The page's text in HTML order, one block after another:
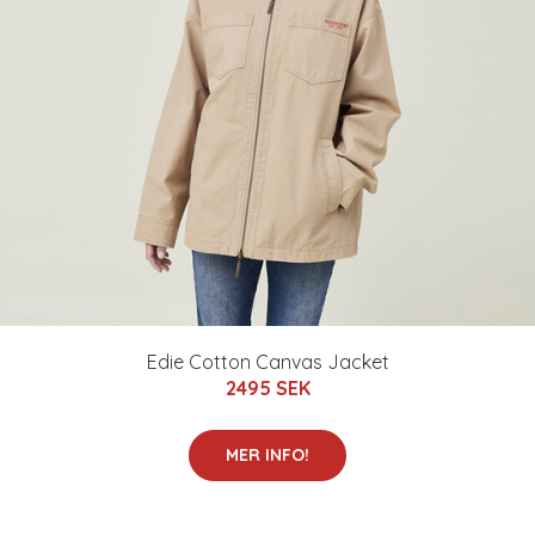
Edie Cotton Canvas Jacket
2495 SEK
MER INFO!